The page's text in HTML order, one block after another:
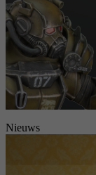
Nieuws